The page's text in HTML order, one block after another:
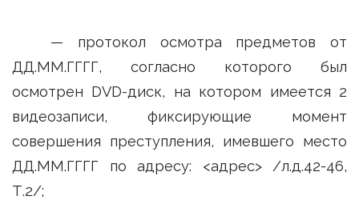
— протокол осмотра предметов от
ДД.ММ.ГГГГ, согласно которого был
осмотрен DVD-диск, на котором имеется 2
видеозаписи, фиксирующие момент
совершения преступления, имевшего место
ДД.ММ.ГГГГ по адресу: <адрес> /л.д.42-46,
Т.2/;